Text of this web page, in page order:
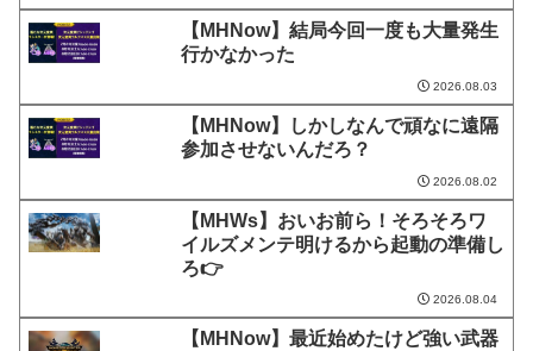
【MHNow】結局今回一度も大量発生
行かなかった
2026.08.03
【MHNow】しかしなんで頑なに遠隔
参加させないんだろ？
2026.08.02
【MHWs】おいお前ら！そろそろワ
イルズメンテ明けるから起動の準備し
ろ👉
2026.08.04
【MHNow】最近始めたけど強い武器